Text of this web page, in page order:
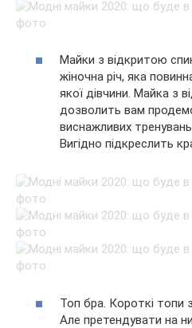
Майки з відкритою
жіночна річ, яка
якої дівчини. Майка з
дозволить вам
виснажливих
Вигідно підкреслить
Топ бра. Короткі топи
Але претендувати на